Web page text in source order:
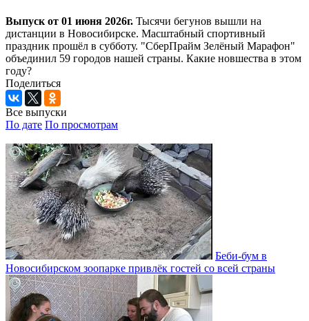
Выпуск от 01 июня 2026г. Тысячи бегунов вышли на
дистанции в Новосибирске. Масштабный спортивный
праздник прошёл в субботу. "СберПрайм Зелёный Марафон"
объединил 59 городов нашей страны. Какие новшества в этом
году?
Поделиться
Все выпуски
По дате По просмотрам
Беби-бум в
Новосибирском зоопарке привлёк гостей со всей страны